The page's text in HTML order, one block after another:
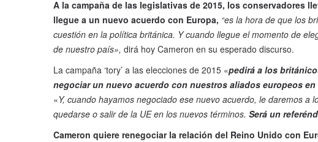
A la campaña de las legislativas de 2015, los conservadores
llegue a un nuevo acuerdo con Europa, “es la hora de que los
cuestión en la política británica. Y cuando llegue el momento de
de nuestro país», dirá hoy Cameron en su esperado discurso.
La campaña ‘tory’ a las elecciones de 2015 «pedirá a los
negociar un nuevo acuerdo con nuestros aliados europeos en
«Y, cuando hayamos negociado ese nuevo acuerdo, le daremos a
quedarse o salir de la UE en los nuevos términos. Será un
Cameron quiere renegociar la relación del Reino Unido con